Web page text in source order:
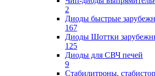
2
Диоды быстрые
167
Диоды Шоттки
125
Диоды для СВЧ печей
9
Стабилитроны,